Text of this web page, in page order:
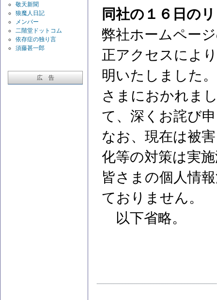
敬天新聞
狼魔人日記
メンバー
二階堂ドットコム
依存症の独り言
須藤甚一郎
広 告
同社の１６日の
弊社ホームペー
正アクセスによ
明いたしました
さまにおかれま
て、深くお詫び
なお、現在は被
化等の対策は実
皆さまの個人情
ておりません。
以下省略。